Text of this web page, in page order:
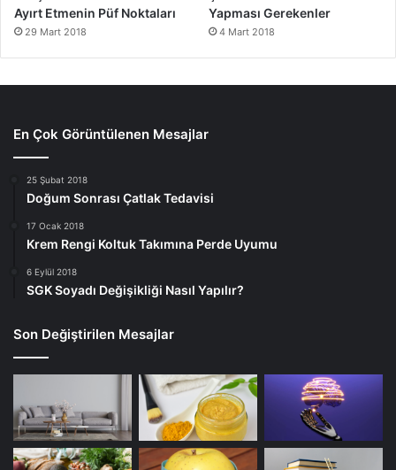
Ayırt Etmenin Püf Noktaları
29 Mart 2018
Yapması Gerekenler
4 Mart 2018
En Çok Görüntülenen Mesajlar
25 Şubat 2018
Doğum Sonrası Çatlak Tedavisi
17 Ocak 2018
Krem Rengi Koltuk Takımına Perde Uyumu
6 Eylül 2018
SGK Soyadı Değişikliği Nasıl Yapılır?
Son Değiştirilen Mesajlar